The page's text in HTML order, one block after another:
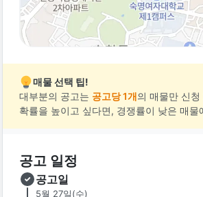
매물 선택 팁!
대부분의 공고는 공고당 1개의 매물만 신
확률을 높이고 싶다면, 경쟁률이 낮은 매물
공고 일정
공고일
5월 27일(수)